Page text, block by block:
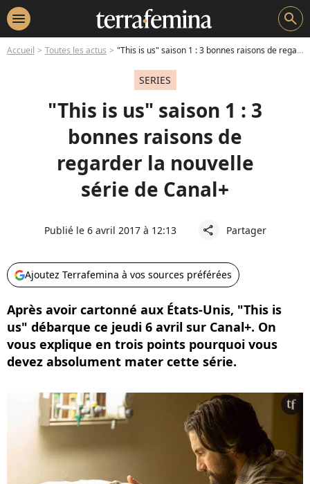
menu search
Accueil Toutes les actus "This is us" saison 1 : 3 bonnes raisons de regarder la nouvelle série de Canal+
SERIES
"This is us" saison 1 : 3
bonnes raisons de
regarder la nouvelle
série de Canal+
Publié le 6 avril 2017 à 12:13 share Partager
Ajoutez Terrafemina à vos sources préférées
Après avoir cartonné aux États-Unis, "This is
us" débarque ce jeudi 6 avril sur Canal+. On
vous explique en trois points pourquoi vous
devez absolument mater cette série.